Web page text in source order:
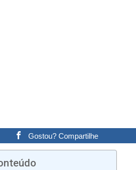
Gostou? Compartilhe